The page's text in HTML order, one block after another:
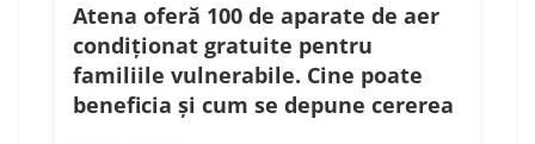
Atena oferă 100 de aparate de aer
condiționat gratuite pentru
familiile vulnerabile. Cine poate
beneficia și cum se depune cererea